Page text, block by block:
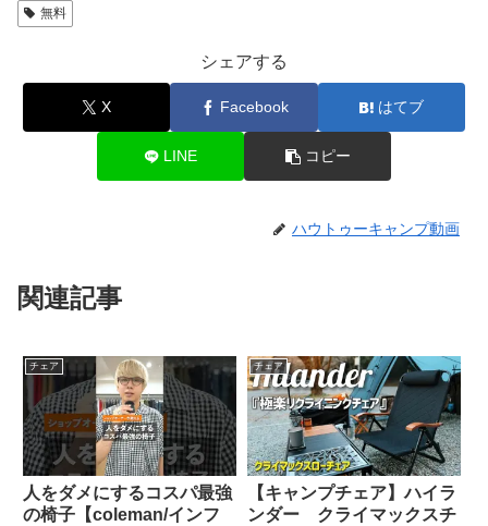
無料
シェアする
X Facebook はてブ
LINE コピー
ハウトゥーキャンプ動画
関連記事
チェア
人をダメにするコスパ最強
の椅子【coleman/インフ
チェア
【キャンプチェア】ハイラ
ンダー クライマックスチ